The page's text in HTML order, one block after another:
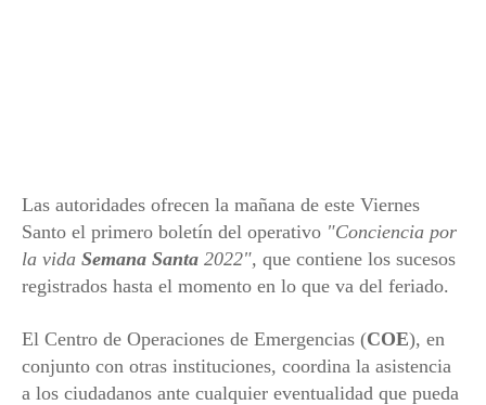
Las autoridades ofrecen la mañana de este Viernes
Santo el primero boletín del operativo "Conciencia por
la vida Semana Santa 2022", que contiene los sucesos
registrados hasta el momento en lo que va del feriado.
El Centro de Operaciones de Emergencias (COE), en
conjunto con otras instituciones, coordina la asistencia
a los ciudadanos ante cualquier eventualidad que pueda